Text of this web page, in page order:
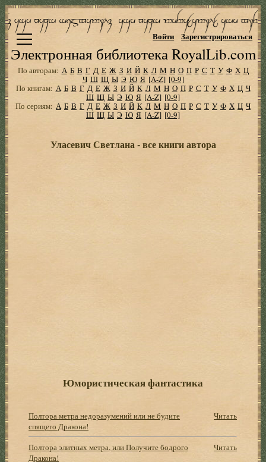
Электронная библиотека RoyalLib.com
Войти Зарегистрироваться
По авторам: А Б В Г Д Е Ж З И Й К Л М Н О П Р С Т У Ф Х Ц
Ч Ш Щ Ы Э Ю Я [A-Z] [0-9]
По книгам: А Б В Г Д Е Ж З И Й К Л М Н О П Р С Т У Ф Х Ц Ч
Ш Щ Ы Э Ю Я [A-Z] [0-9]
По сериям: А Б В Г Д Е Ж З И Й К Л М Н О П Р С Т У Ф Х Ц Ч
Ш Щ Ы Э Ю Я [A-Z] [0-9]
Уласевич Светлана - все книги автора
Юмористическая фантастика
Полтора метра недоразумений или не будите
спящего Дракона!
Читать
Полтора элитных метра, или Получите бодрого
Дракона!
Читать